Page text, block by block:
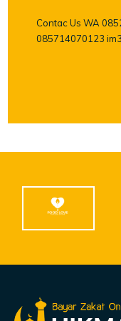
Contac Us WA
085714070123 im3